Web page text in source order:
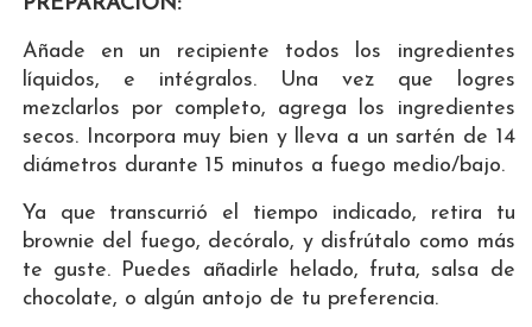
Añade en un recipiente todos los ingredientes
líquidos, e intégralos. Una vez que logres
mezclarlos por completo, agrega los ingredientes
secos. Incorpora muy bien y lleva a un sartén de 14
diámetros durante 15 minutos a fuego medio/bajo.
Ya que transcurrió el tiempo indicado, retira tu
brownie del fuego, decóralo, y disfrútalo como más
te guste. Puedes añadirle helado, fruta, salsa de
chocolate, o algún antojo de tu preferencia.